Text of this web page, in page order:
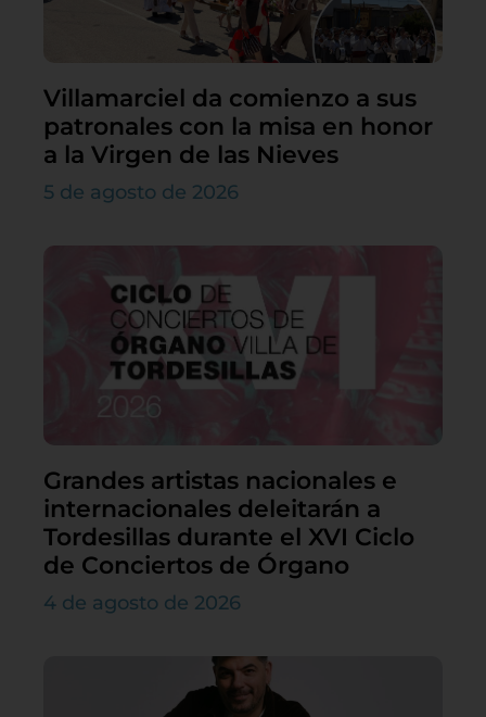
Villamarciel da comienzo a sus
patronales con la misa en honor
a la Virgen de las Nieves
5 de agosto de 2026
Grandes artistas nacionales e
internacionales deleitarán a
Tordesillas durante el XVI Ciclo
de Conciertos de Órgano
4 de agosto de 2026